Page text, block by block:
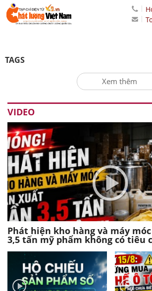
TAGS
Xem thêm
VIDEO
Phát hiện kho hàng và máy
3,5 tấn mỹ phẩm không có tiêu